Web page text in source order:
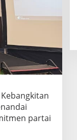
partai